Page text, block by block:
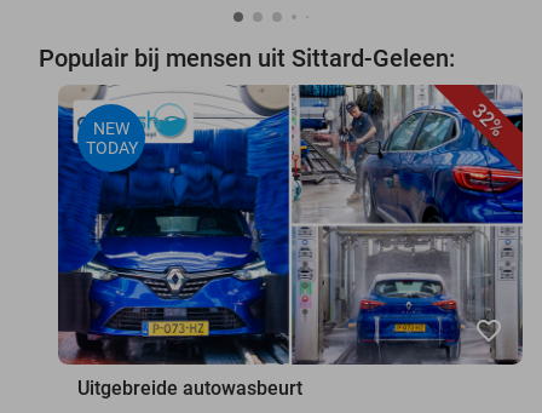
Populair bij mensen uit Sittard-Geleen:
32%
NEW
TODAY
favorite_border
Uitgebreide autowasbeurt